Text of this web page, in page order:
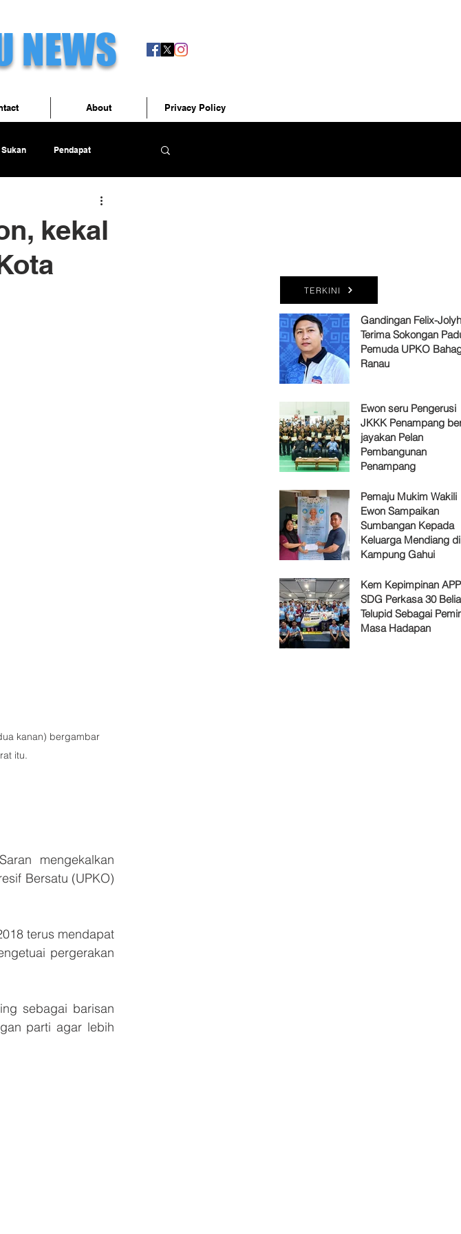
NEWS
Sukan Pendapat
kekal
kanan) bergambar
itu.
mengekalkan
Bersatu (UPKO)
terus mendapat
pergerakan
sebagai barisan
parti agar lebih
TERKINI
Gandingan Felix-
Terima Sokongan
Pemuda UPKO
Ranau
Ewon seru Pengerusi
JKKK Penampang
jayakan Pelan
Pembangunan
Penampang
Pemaju Mukim Wakili
Ewon Sampaikan
Sumbangan Kepada
Keluarga Mendiang di
Kampung Gahui
Kem Kepimpinan
SDG Perkasa 30 Belia
Telupid Sebagai
Masa Hadapan
About Privacy Policy